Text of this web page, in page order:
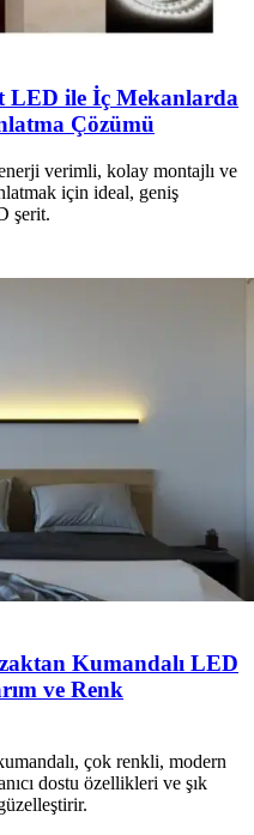
LED ile İç Mekanlarda
Çözümü
verimli, kolay montajlı ve
için ideal, geniş
şerit.
Kumandalı LED
ve Renk
çok renkli, modern
dostu özellikleri ve şık